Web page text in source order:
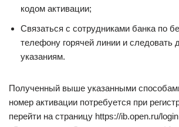
кодом активации;
Связаться с сотрудниками банка по
телефону горячей линии и следовать
указаниям.
Полученный выше указанными
номер активации потребуется при
перейти на страницу https://ib.open.ru/